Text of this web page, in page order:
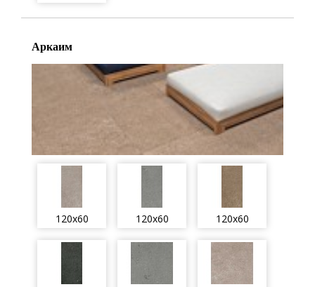
Аркаим
120x60 120x60 120x60